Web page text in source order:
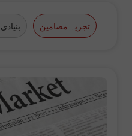
تجزیہ مضامین